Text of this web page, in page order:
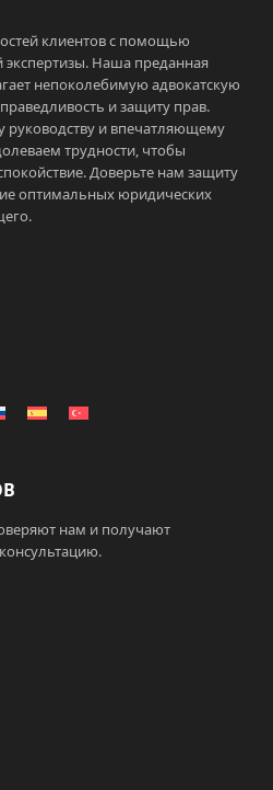
клиентов с помощью
Наша преданная
непоколебимую адвокатскую
и защиту прав.
руководству и впечатляющему
трудности, чтобы
Доверьте нам защиту
оптимальных юридических
нам и получают